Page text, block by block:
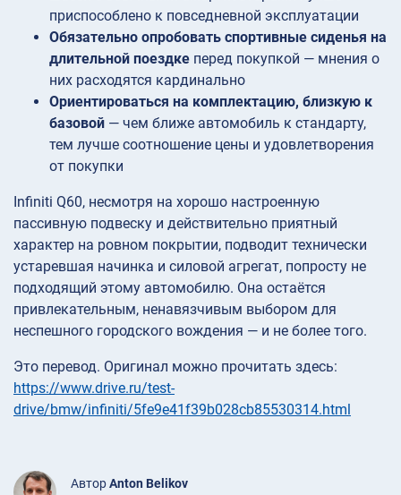
приспособлено к повседневной эксплуатации
Обязательно опробовать спортивные сиденья на
длительной поездке перед покупкой — мнения о
них расходятся кардинально
Ориентироваться на комплектацию, близкую к
базовой — чем ближе автомобиль к стандарту,
тем лучше соотношение цены и удовлетворения
от покупки
Infiniti Q60, несмотря на хорошо настроенную
пассивную подвеску и действительно приятный
характер на ровном покрытии, подводит технически
устаревшая начинка и силовой агрегат, попросту не
подходящий этому автомобилю. Она остаётся
привлекательным, ненавязчивым выбором для
неспешного городского вождения — и не более того.
Это перевод. Оригинал можно прочитать здесь:
https://www.drive.ru/test-
drive/bmw/infiniti/5fe9e41f39b028cb85530314.html
АвторAnton Belikov